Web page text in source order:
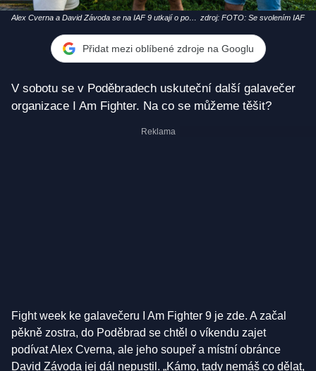
Alex Cverna a David Závoda se na IAF 9 utkají o post zdroj: FOTO: Se svolením IAF
Přidat mezi oblíbené zdroje na Googlu
V sobotu se v Poděbradech uskuteční další galavečer
organizace I Am Fighter. Na co se můžeme těšit?
Fight week ke galavečeru I Am Fighter 9 je zde. A začal
pěkně zostra, do Poděbrad se chtěl o víkendu zajet
podívat Alex Cverna, ale jeho soupeř a místní obránce
David Závoda jej dál nepustil. „Kámo, tady nemáš co dělat,